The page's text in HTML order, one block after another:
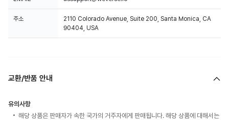
주소
2110 Colorado Avenue, Suite 200, Santa Monica, CA
90404, USA
교환/반품 안내
유의사항
해당 상품은 판매자가 속한 국가의 거주자에게 판매됩니다. 해당 상품에 대해서는